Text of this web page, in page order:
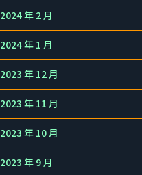
2024 年 2 月
2024 年 1 月
2023 年 12 月
2023 年 11 月
2023 年 10 月
2023 年 9 月